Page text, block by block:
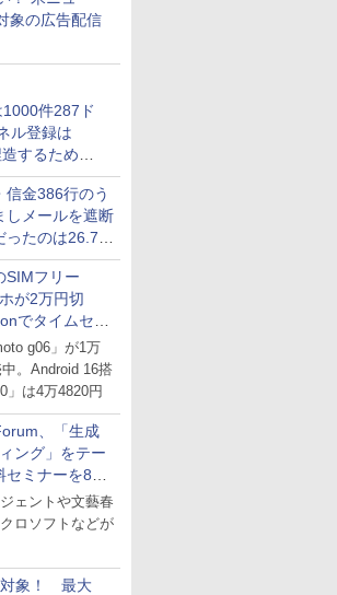
象の広告配信
件287ド
ル登録は
するための
信金386行のう
しメールを遮断
たのは26.7％
GMOブランド
調査
SIMフリー
が2万円切
でタイムセー
g06」が1万
。Android 16搭
」は4万4820円
、「生成
ング」をテー
ミナーを8月
イン開催
ェントや文藝春
ロソフトなどが
対象！ 最大